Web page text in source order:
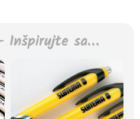
Inšpirujte sa…